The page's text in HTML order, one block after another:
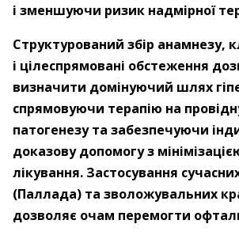
і зменшуючи ризик надмірної
Структурований збір анамнезу,
і цілеспрямовані обстеження
визначити домінуючий шлях
спрямовуючи терапію на
патогенезу та забезпечуючи
доказову допомогу з
лікування. Застосування
(Паллада) та зволожувальних
дозволяє очам перемогти